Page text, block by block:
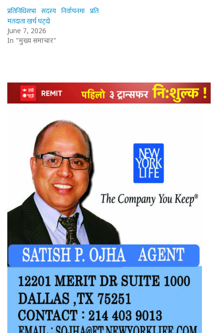
प्रतिनिधिसभा सदस्य निर्वाचनमा प्रति
मतदाता खर्च घट्दो
June 7, 2026
In "मुख्य समाचार"